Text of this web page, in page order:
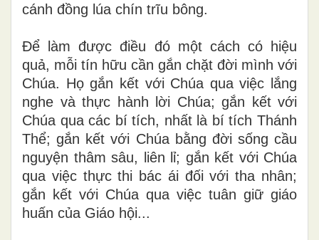
cánh đồng lúa chín trĩu bông.
Để làm được điều đó một cách có hiệu
quả, mỗi tín hữu cần gắn chặt đời mình với
Chúa. Họ gắn kết với Chúa qua việc lắng
nghe và thực hành lời Chúa; gắn kết với
Chúa qua các bí tích, nhất là bí tích Thánh
Thể; gắn kết với Chúa bằng đời sống cầu
nguyện thâm sâu, liên lỉ; gắn kết với Chúa
qua việc thực thi bác ái đối với tha nhân;
gắn kết với Chúa qua việc tuân giữ giáo
huấn của Giáo hội...